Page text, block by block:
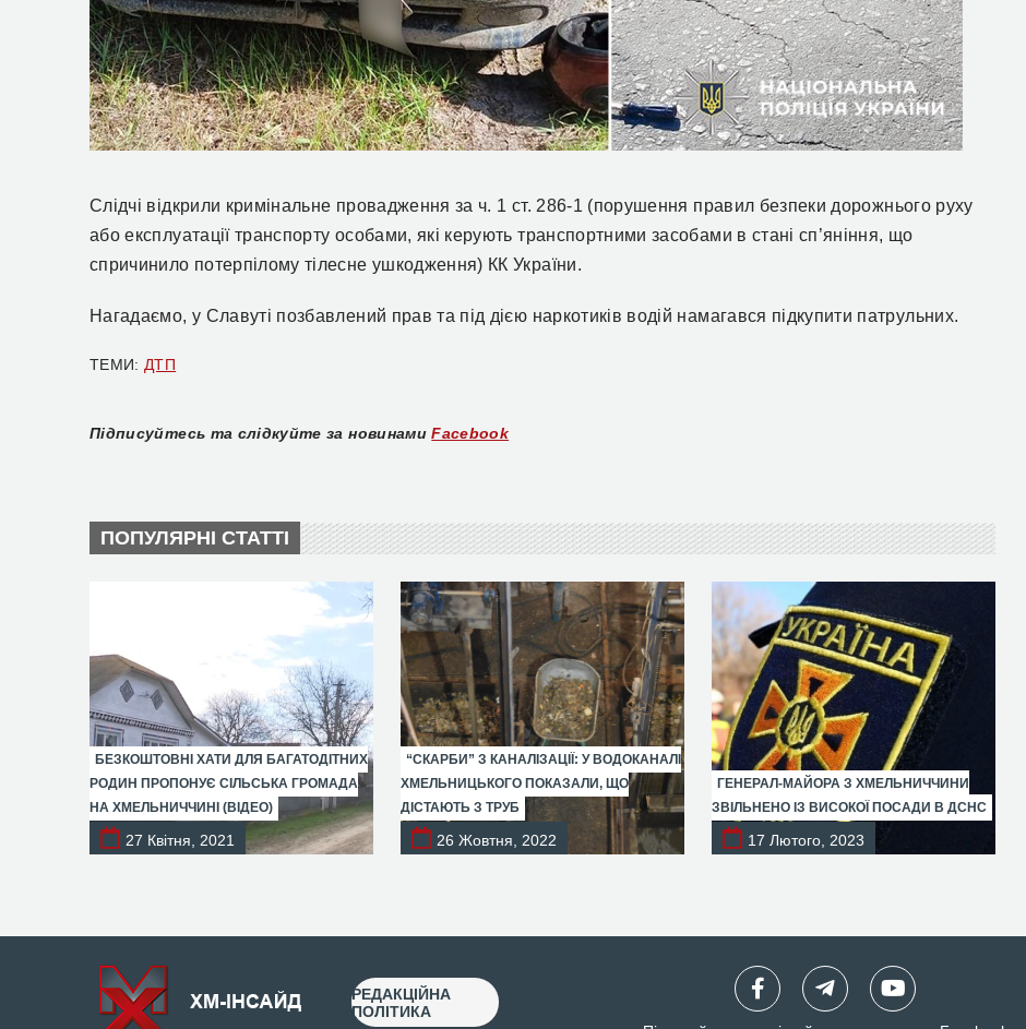
Слідчі відкрили кримінальне провадження за ч. 1 ст. 286-1 (порушення правил безпеки дорожнього руху
або експлуатації транспорту особами, які керують транспортними засобами в стані сп’яніння, що
спричинило потерпілому тілесне ушкодження) КК України.
Нагадаємо, у Славуті позбавлений прав та під дією наркотиків водій намагався підкупити патрульних.
ТЕМИ: ДТП
Підписуйтесь та слідкуйте за новинами Facebook
ПОПУЛЯРНІ СТАТТІ
БЕЗКОШТОВНІ ХАТИ ДЛЯ БАГАТОДІТНИХ
РОДИН ПРОПОНУЄ СІЛЬСЬКА ГРОМАДА
НА ХМЕЛЬНИЧЧИНІ (ВІДЕО)
27 Квітня, 2021
“СКАРБИ” З КАНАЛІЗАЦІЇ: У ВОДОКАНАЛІ
ХМЕЛЬНИЦЬКОГО ПОКАЗАЛИ, ЩО
ДІСТАЮТЬ З ТРУБ
26 Жовтня, 2022
ГЕНЕРАЛ-МАЙОРА З ХМЕЛЬНИЧЧИНИ
ЗВІЛЬНЕНО ІЗ ВИСОКОЇ ПОСАДИ В ДСНС
17 Лютого, 2023
РЕДАКЦІЙНА
ПОЛІТИКА